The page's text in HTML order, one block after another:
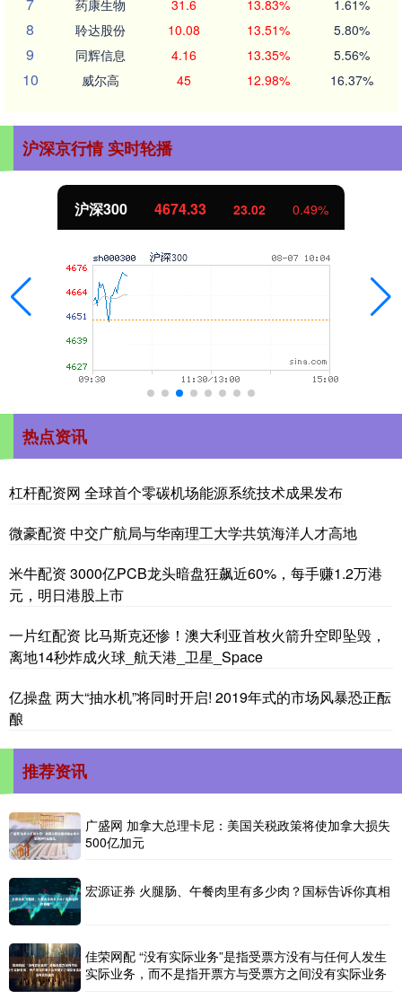
药康生物 31.6 13.83% 1.61%
8 聆达股份 10.08 13.51% 5.80%
9 同辉信息 4.16 13.35% 5.56%
10 威尔高 45 12.98% 16.37%
沪深京行情 实时轮播
沪深300 4674.33 23.02 0.49%
热点资讯
杠杆配资网 全球首个零碳机场能源系统技术成果发布
微豪配资 中交广航局与华南理工大学共筑海洋人才高地
米牛配资 3000亿PCB龙头暗盘狂飙近60%，每手赚1.2万港
元，明日港股上市
一片红配资 比马斯克还惨！澳大利亚首枚火箭升空即坠毁，
离地14秒炸成火球_航天港_卫星_Space
亿操盘 两大“抽水机”将同时开启! 2019年式的市场风暴恐正酝
酿
推荐资讯
广盛网 加拿大总理卡尼：美国关税政策将使加拿大损失
500亿加元
宏源证券 火腿肠、午餐肉里有多少肉？国标告诉你真相
佳荣网配 “没有实际业务”是指受票方没有与任何人发生
实际业务，而不是指开票方与受票方之间没有实际业务